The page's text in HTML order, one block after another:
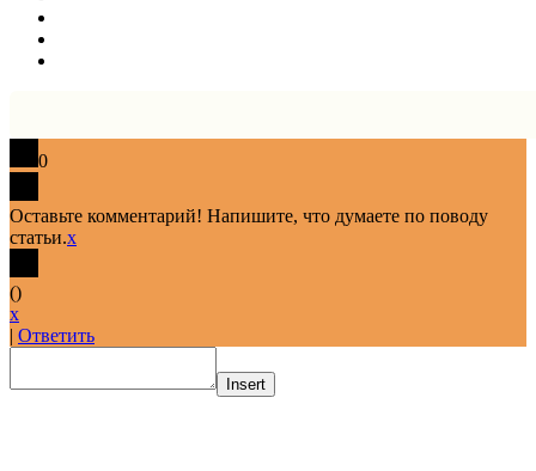
0
Оставьте комментарий! Напишите, что думаете по поводу
статьи.x
()
x
| Ответить
Insert